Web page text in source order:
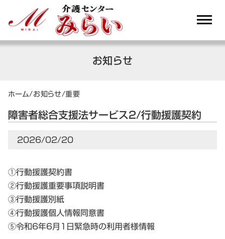
dehaze
お知らせ
ホーム/お知らせ/重要
障害者総合支援法サービス2/行動援護契約
2026/02/20
①行動援護契約書
②行動援護重要事項説明書
③行動援護別紙
④行動援護個人情報同意書
⑤令和6年6月1日緊急時の利用者様情報